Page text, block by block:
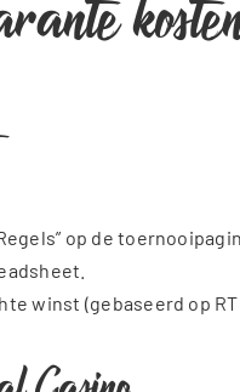
op de
winst (gebaseerd op